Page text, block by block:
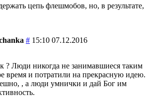
цепь флешмобов, но, в результате,
# 15:10 07.12.2016
? Люди никогда не занимавшиеся таким
время и потратили на прекрасную идею.
, а люди умнички и дай Бог им